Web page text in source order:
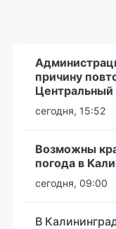
причину
сегодня, 15:52
Возможны
погода в
сегодня, 09:00
В